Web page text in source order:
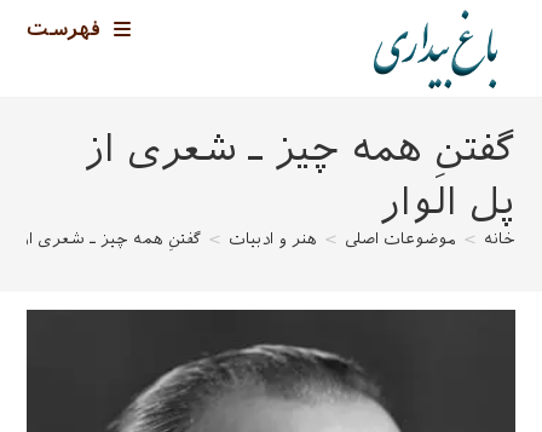
فهرست
گفتنِ همه چیز ـ شعری از
پل الوار
خانه > موضوعات اصلی > هنر و ادبیات > گفتنِ همه چیز ـ شعری از پل